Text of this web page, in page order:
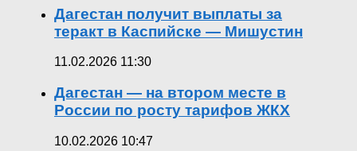
Дагестан получит выплаты за
теракт в Каспийске — Мишустин
11.02.2026 11:30
Дагестан — на втором месте в
России по росту тарифов ЖКХ
10.02.2026 10:47